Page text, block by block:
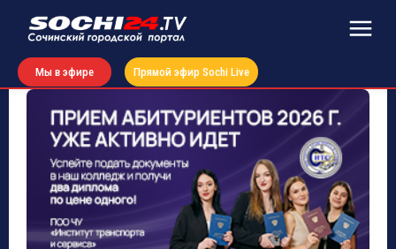
Мы в эфире Прямой эфир Sochi Live